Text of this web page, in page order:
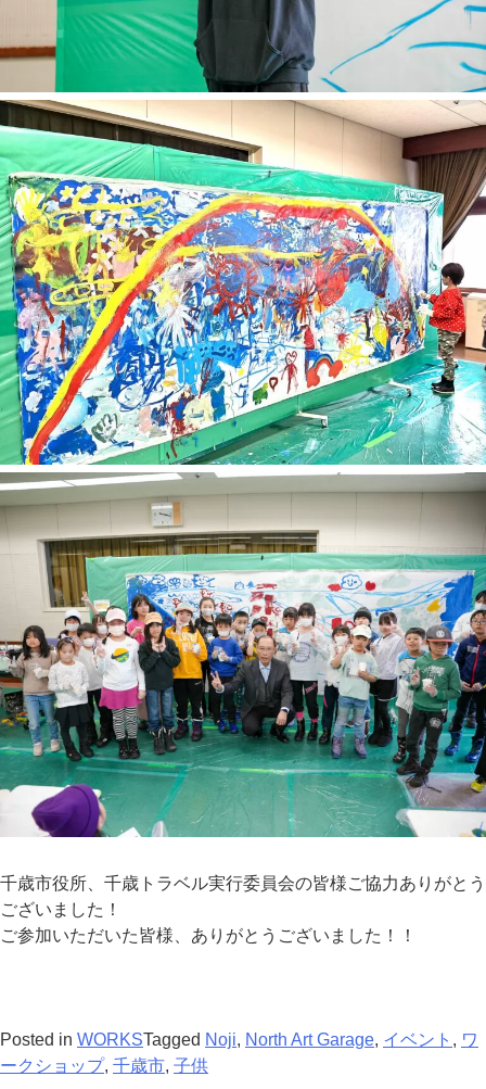
千歳市役所、千歳トラベル実行委員会の皆様ご協力ありがとう
ございました！
ご参加いただいた皆様、ありがとうございました！！
Posted in WORKSTagged Noji, North Art Garage, イベント , ワ
ークショップ, 千歳市, 子供